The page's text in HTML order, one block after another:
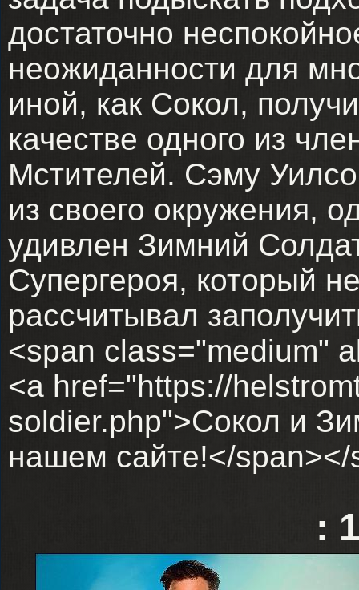
достаточно
неожиданности для
иной, как Сокол,
качестве одного из
Мстителей. Сэму
из своего окружения,
удивлен Зимний
Супергероя, который
рассчитывал
<span class="medium"
<a href="https://
soldier.php">Сокол и
нашем сайте!</span></
: